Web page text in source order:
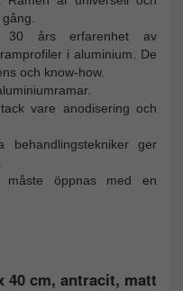
30 års erfarenhet av
i aluminium. De
och know-how.
vare anodisering och
behandlingstekniker ger
öppnas med en
40 cm, antracit, matt